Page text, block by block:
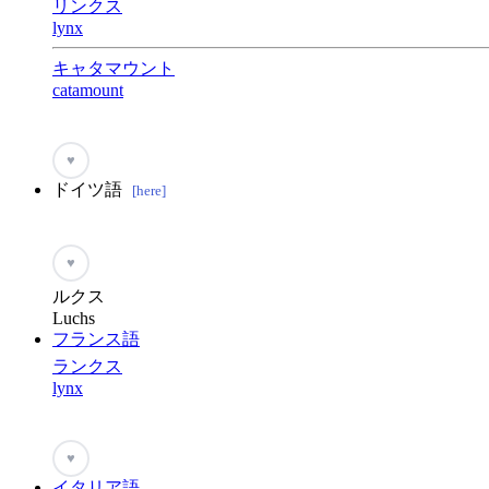
リンクス
lynx
キャタマウント
catamount
♥
ドイツ語 [here]
♥
ルクス
Luchs
フランス語
ランクス
lynx
♥